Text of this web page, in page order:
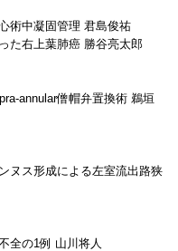
術中凝固管理 君島俊祐
た右上葉肺癌 勝谷亮太郎
annular僧帽弁置換術 鵜垣
ヌス形成による左室流出路狭
全の1例 山川将人